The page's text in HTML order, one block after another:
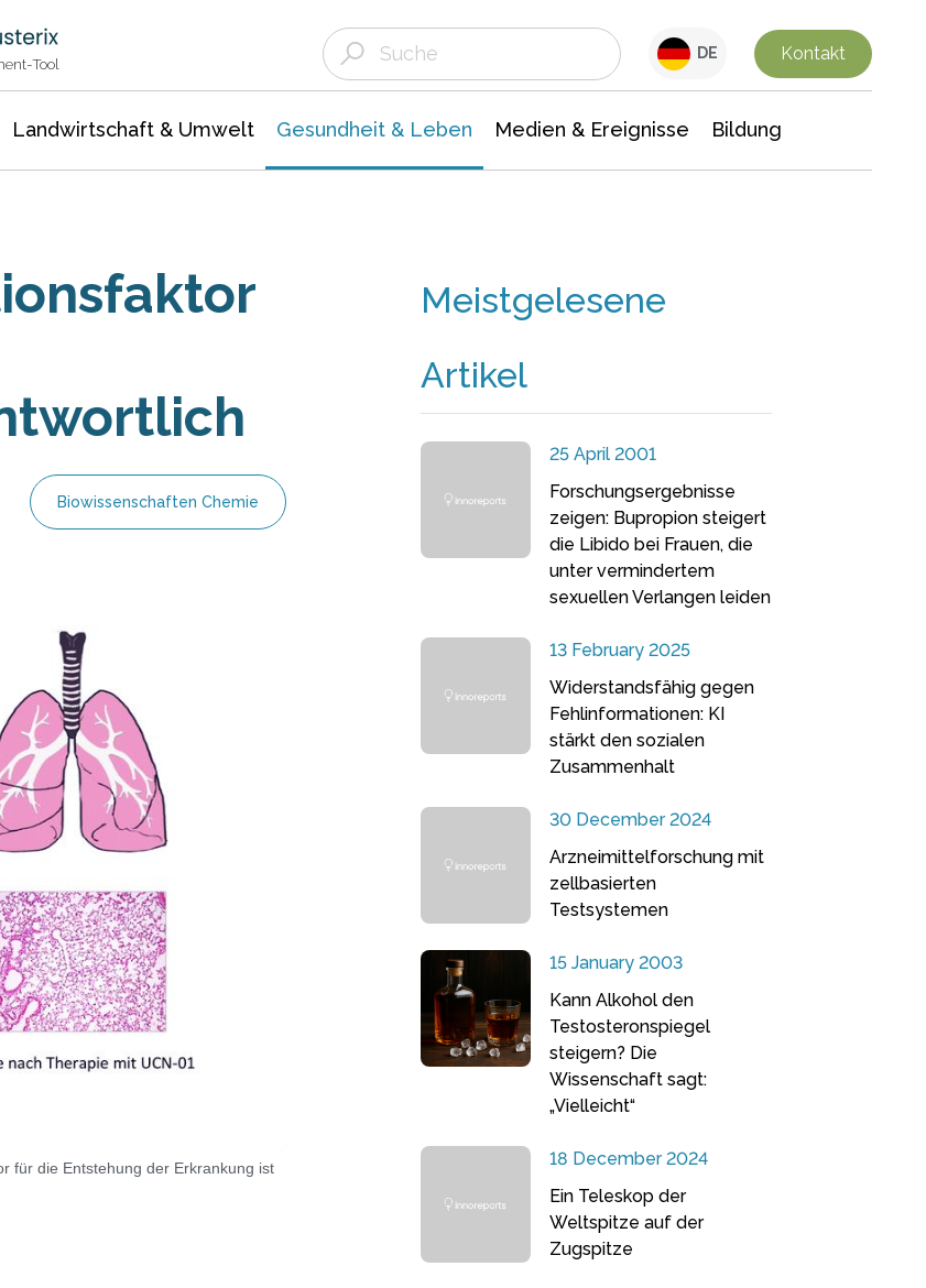
Tool
DE Kontakt
Landwirtschaft & Umwelt Gesundheit & Leben Medien & Ereignisse Bildung
Biowissenschaften Chemie
für die Entstehung der Erkrankung ist
Meistgelesene
Artikel
25 April 2001
Forschungsergebnisse
zeigen: Bupropion steigert
die Libido bei Frauen, die
unter vermindertem
sexuellen Verlangen leiden
13 February 2025
Widerstandsfähig gegen
Fehlinformationen: KI
stärkt den sozialen
Zusammenhalt
30 December 2024
Arzneimittelforschung mit
zellbasierten
Testsystemen
15 January 2003
Kann Alkohol den
Testosteronspiegel
steigern? Die
Wissenschaft sagt:
„Vielleicht“
18 December 2024
Ein Teleskop der
Weltspitze auf der
Zugspitze